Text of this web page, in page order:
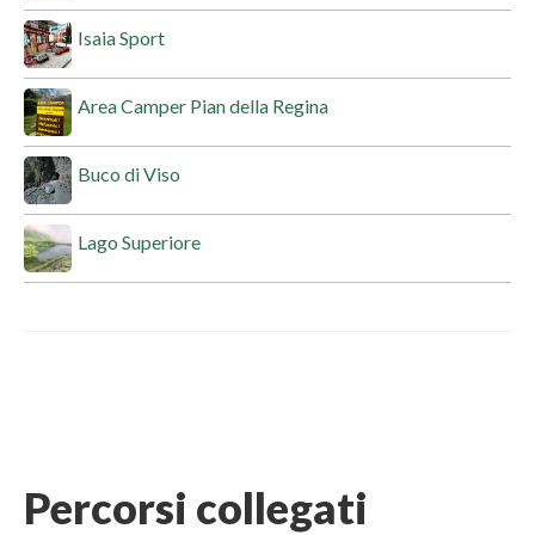
Isaia Sport
Area Camper Pian della Regina
Buco di Viso
Lago Superiore
Percorsi collegati